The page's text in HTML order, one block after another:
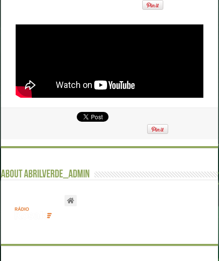
About abrilverde_admin